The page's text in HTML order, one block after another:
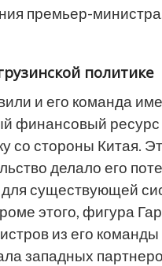
премьер-
политике
и его команда
финансовый
со стороны Китая.
делало его
существующей
этого, фигура
из его
западных